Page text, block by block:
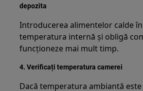
depozita
Introducerea alimentelor calde
temperatura internă și obligă
funcționeze mai mult timp.
4. Verificați temperatura camerei
Dacă temperatura ambiantă